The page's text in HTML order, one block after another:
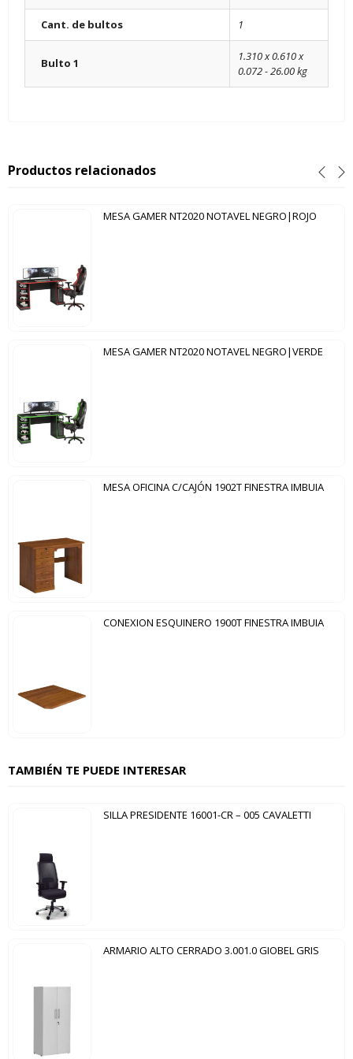
Cant. de bultos 1
Bulto 1
1.310 x 0.610 x
0.072 - 26.00 kg
Productos relacionados
MESA GAMER NT2020 NOTAVEL NEGRO|ROJO
MESA GAMER NT2020 NOTAVEL NEGRO|VERDE
MESA OFICINA C/CAJÓN 1902T FINESTRA IMBUIA
CONEXION ESQUINERO 1900T FINESTRA IMBUIA
TAMBIÉN TE PUEDE INTERESAR
SILLA PRESIDENTE 16001-CR – 005 CAVALETTI
ARMARIO ALTO CERRADO 3.001.0 GIOBEL GRIS